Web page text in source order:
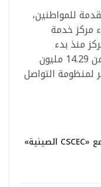
للمواطنين،
مركز خدمة
منذ بدء
تشغيله وحتى 30 يونيو 2026 أكثر من 14.29 مليون
لمنظومة التواصل
شركة «AIG» تتعاون مع «CSCEC الصينية»